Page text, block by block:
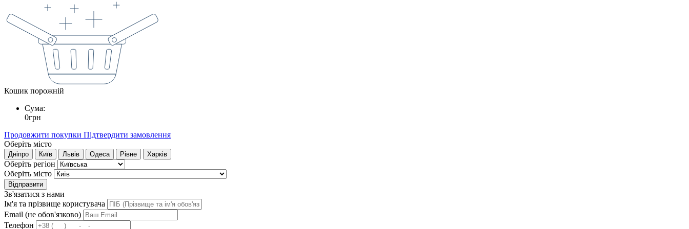
Кошик порожній
Сума:
0грн
Продовжити покупки Підтвердити замовлення
Оберіть місто
Дніпро Київ Львів Одеса Рівне Харків
Оберіть регіон
Оберіть місто
Відправити
Зв'язатися з нами
Ім'я та прізвище користувача
Email (не обов'язково)
Телефон